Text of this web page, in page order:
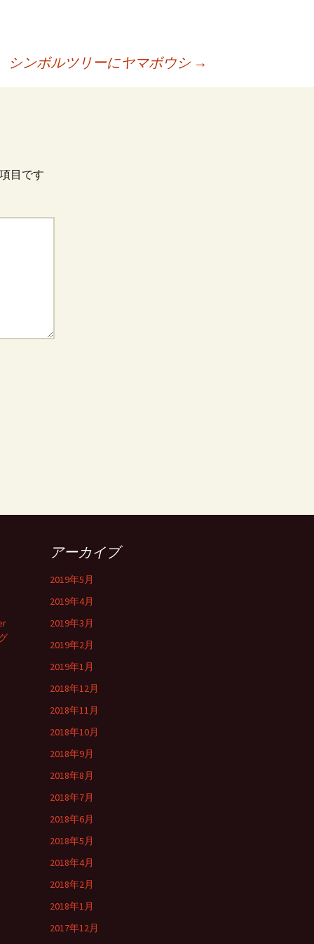
シンボルツリーにヤマボウシ →
目です
アーカイブ
2019年5月
2019年4月
2019年3月
2019年2月
2019年1月
2018年12月
2018年11月
2018年10月
2018年9月
2018年8月
2018年7月
2018年6月
2018年5月
2018年4月
2018年2月
2018年1月
2017年12月